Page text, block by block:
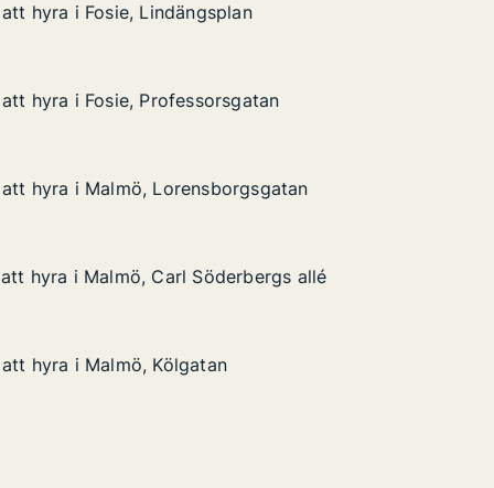
Lindängsplan
hyra i Fosie, Lindängsplan
hyra i Fosie, Lindängsplan
Professorsgatan
hyra i Fosie, Professorsgatan
hyra i Fosie, Professorsgatan
Lorensborgsgatan
hyra i Malmö, Lorensborgsgatan
hyra i Malmö, Lorensborgsgatan
alléCarl Söderbergs allé
hyra i Malmö, Carl Söderbergs allé
hyra i Malmö, Carl Söderbergs allé
Kölgatan
hyra i Malmö, Kölgatan
hyra i Malmö, Kölgatan